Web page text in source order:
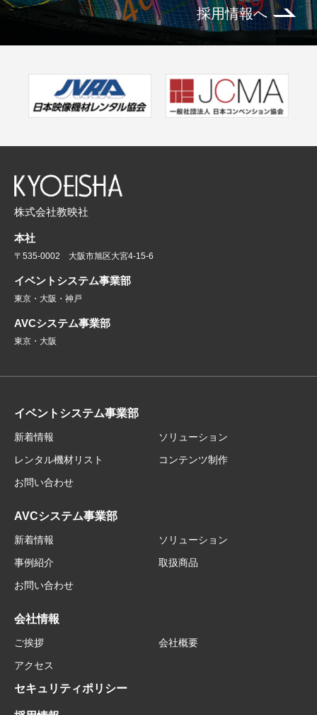
採用情報へ
株式会社教映社
本社
〒535-0002 大阪市旭区大宮4-15-6
イベントシステム事業部
東京・大阪・神戸
AVCシステム事業部
東京・大阪
イベントシステム事業部
新着情報
ソリューション
レンタル機材リスト
コンテンツ制作
お問い合わせ
AVCシステム事業部
新着情報
ソリューション
事例紹介
取扱商品
お問い合わせ
会社情報
ご挨拶
会社概要
アクセス
セキュリティポリシー